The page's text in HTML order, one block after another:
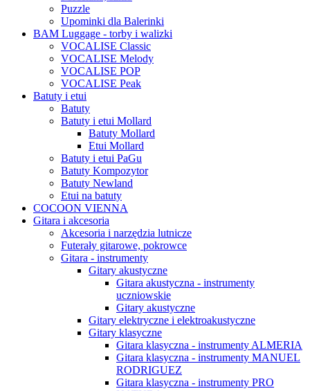
Puzzle
Upominki dla Balerinki
BAM Luggage - torby i walizki
VOCALISE Classic
VOCALISE Melody
VOCALISE POP
VOCALISE Peak
Batuty i etui
Batuty
Batuty i etui Mollard
Batuty Mollard
Etui Mollard
Batuty i etui PaGu
Batuty Kompozytor
Batuty Newland
Etui na batuty
COCOON VIENNA
Gitara i akcesoria
Akcesoria i narzędzia lutnicze
Futerały gitarowe, pokrowce
Gitara - instrumenty
Gitary akustyczne
Gitara akustyczna - instrumenty
uczniowskie
Gitary akustyczne
Gitary elektryczne i elektroakustyczne
Gitary klasyczne
Gitara klasyczna - instrumenty ALMERIA
Gitara klasyczna - instrumenty MANUEL
RODRIGUEZ
Gitara klasyczna - instrumenty PRO